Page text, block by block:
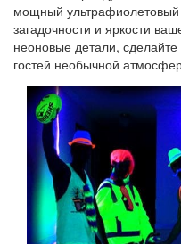
мощный ультрафиолетовый
загадочности и яркости
неоновые детали,
гостей необычной